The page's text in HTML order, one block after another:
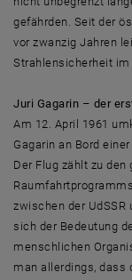
gefährden. Seit der
vor zwanzig Jahren
Strahlensicherheit im
Juri Gagarin – der
Am 12. April 1961
Gagarin an Bord
Der Flug zählt zu
zwischen der UdSSR
sich der Bedeutung
menschlichen
man allerdings, dass